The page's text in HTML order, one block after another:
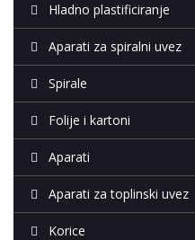
Hladno plastificiranje
Aparati za spiralni uvez
Spirale
Folije i kartoni
Aparati
Aparati za toplinski uvez
Korice